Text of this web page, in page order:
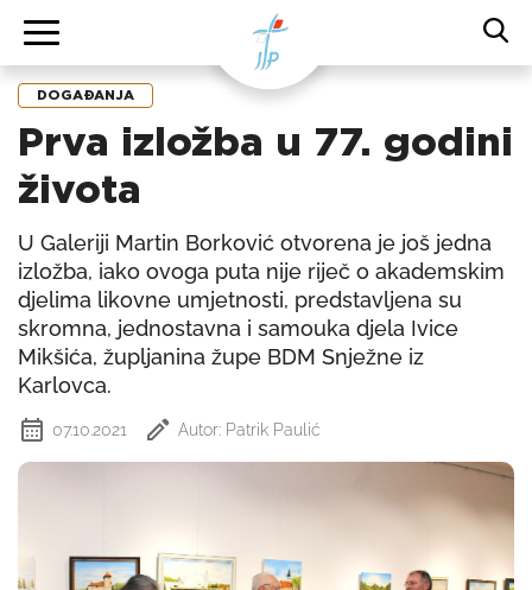
DOGAĐANJA
Prva izložba u 77. godini
života
U Galeriji Martin Borković otvorena je još jedna
izložba, iako ovoga puta nije riječ o akademskim
djelima likovne umjetnosti, predstavljena su
skromna, jednostavna i samouka djela Ivice
Mikšića, župljanina župe BDM Snježne iz
Karlovca.
07.10.2021 Autor: Patrik Paulić